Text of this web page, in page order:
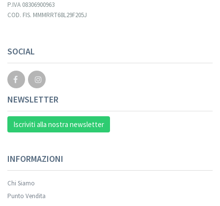
P.IVA 08306900963
COD. FIS. MMMRRT68L29F205J
SOCIAL
NEWSLETTER
Iscriviti alla nostra newsletter
INFORMAZIONI
Chi Siamo
Punto Vendita